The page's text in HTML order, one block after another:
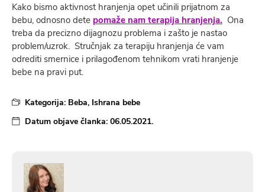
Kako bismo aktivnost hranjenja opet učinili prijatnom za
bebu, odnosno dete pomaže nam terapija hranjenja. Ona
treba da precizno dijagnozu problema i zašto je nastao
problem/uzrok. Stručnjak za terapiju hranjenja će vam
odrediti smernice i prilagođenom tehnikom vrati hranjenje
bebe na pravi put.
Kategorija: Beba, Ishrana bebe
Datum objave članka: 06.05.2021.